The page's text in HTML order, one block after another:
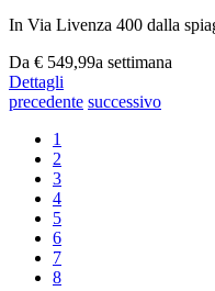
In Via Livenza 400 dalla
Da € 549,99a settimana
Dettagli
precedente successivo
1
2
3
4
5
6
7
8